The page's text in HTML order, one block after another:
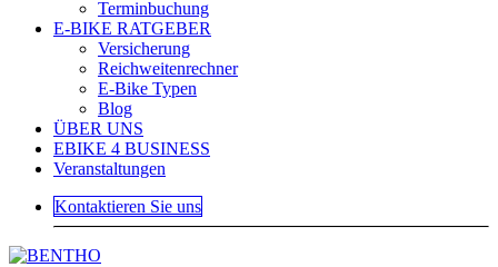
Terminbuchung
E-BIKE RATGEBER
Versicherung
Reichweitenrechner
E-Bike Typen
Blog
ÜBER UNS
EBIKE 4 BUSINESS
Veranstaltungen
Kontaktieren Sie uns